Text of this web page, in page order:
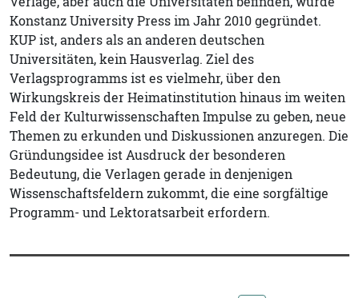
Konstanz University Press im Jahr 2010 gegründet.
KUP ist, anders als an anderen deutschen
Universitäten, kein Hausverlag. Ziel des
Verlagsprogramms ist es vielmehr, über den
Wirkungskreis der Heimatinstitution hinaus im weiten
Feld der Kulturwissenschaften Impulse zu geben, neue
Themen zu erkunden und Diskussionen anzuregen. Die
Gründungsidee ist Ausdruck der besonderen
Bedeutung, die Verlagen gerade in denjenigen
Wissenschaftsfeldern zukommt, die eine sorgfältige
Programm- und Lektoratsarbeit erfordern.